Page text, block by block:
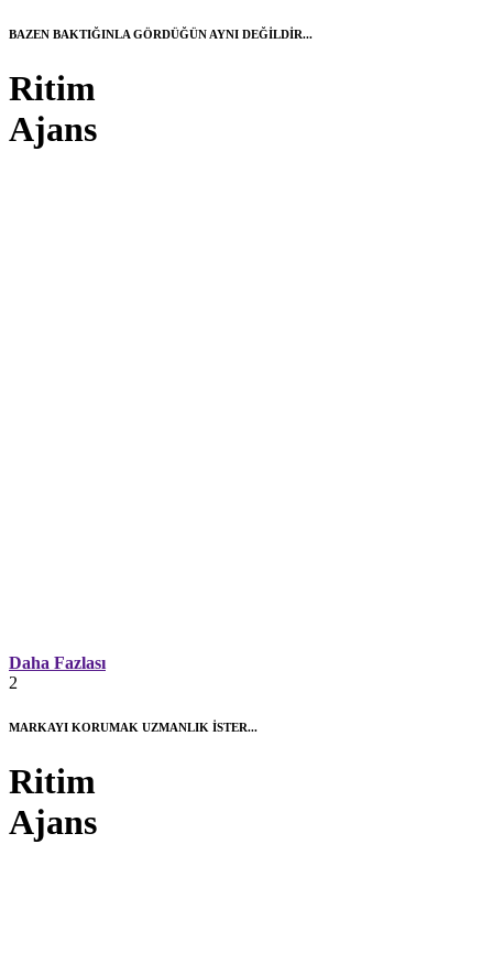
BAZEN BAKTIĞINLA GÖRDÜĞÜN AYNI DEĞİLDİR...
Ritim
Ajans
Daha Fazlası
2
MARKAYI KORUMAK UZMANLIK İSTER...
Ritim
Ajans